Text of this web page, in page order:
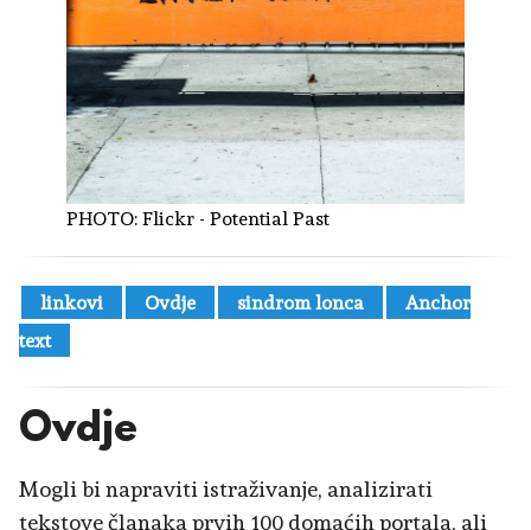
PHOTO: Flickr - Potential Past
linkovi Ovdje sindrom lonca
Anchor
text
Ovdje
Mogli bi napraviti istraživanje, analizirati
tekstove članaka prvih 100 domaćih portala, ali